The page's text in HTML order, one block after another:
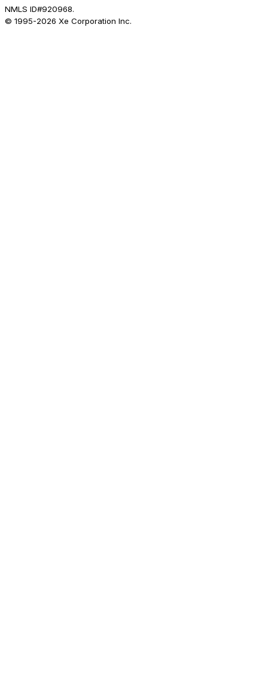
NMLS ID#920968.
© 1995-2026 Xe Corporation Inc.